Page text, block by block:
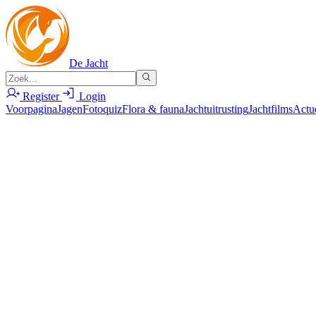
De Jacht
Register
Login
VoorpaginaJagenFotoquizFlora & faunaJachtuitrustingJachtfilms